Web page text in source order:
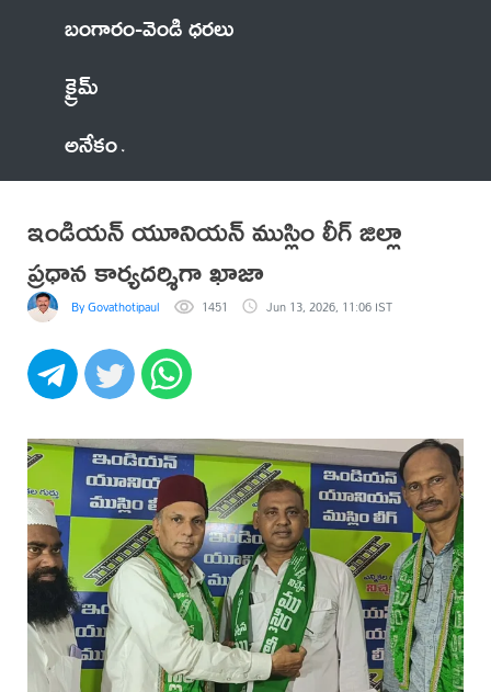
బంగారం-వెండి ధరలు
క్రైమ్
అనేకం
ఇండియన్ యూనియన్ ముస్లిం లీగ్ జిల్లా
ప్రధాన కార్యదర్శిగా ఖాజా
By Govathotipaul 1451 Jun 13, 2026, 11:06 IST